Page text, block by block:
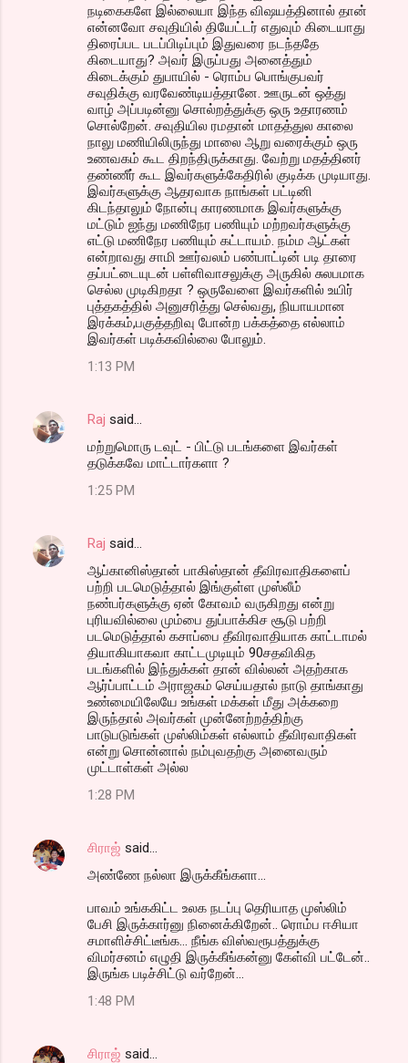
நடிகைகளே இல்லையா இந்த விஷயத்தினால் தான்
என்னவோ சவுதியில் தியேட்டர் எதுவும் கிடையாது
திரைப்பட படப்பிடிப்பும் இதுவரை நடந்ததே
கிடையாது? அவர் இருப்பது அனைத்தும்
கிடைக்கும் துபாயில் - ரொம்ப பொங்குபவர்
சவுதிக்கு வரவேண்டியத்தானே. ஊருடன் ஒத்து
வாழ் அப்படின்னு சொல்றத்துக்கு ஒரு உதாரணம்
சொல்றேன். சவுதியில ரமதான் மாதத்துல காலை
நாலு மணியிலிருந்து மாலை ஆறு வரைக்கும் ஒரு
உணவகம் கூட திறந்திருக்காது. வேற்று மதத்தினர்
தண்ணீர் கூட இவர்களுக்கேதிரில் குடிக்க முடியாது.
இவர்களுக்கு ஆதரவாக நாங்கள் பட்டினி
கிடந்தாலும் நோன்பு காரணமாக இவர்களுக்கு
மட்டும் ஐந்து மணிநேர பணியும் மற்றவர்களுக்கு
எட்டு மணிநேர பணியும் கட்டாயம். நம்ம ஆட்கள்
என்றாவது சாமி ஊர்வலம் பண்பாட்டின் படி தாரை
தப்பட்டையுடன் பள்ளிவாசலுக்கு அருகில் சுலபமாக
செல்ல முடிகிறதா ? ஒருவேளை இவர்களில் உயிர்
புத்தகத்தில் அனுசரித்து செல்வது, நியாயமான
இரக்கம்,பகுத்தறிவு போன்ற பக்கத்தை எல்லாம்
இவர்கள் படிக்கவில்லை போலும்.
1:13 PM
Raj said…
மற்றுமொரு டவுட் - பிட்டு படங்களை இவர்கள்
தடுக்கவே மாட்டார்களா ?
1:25 PM
Raj said…
ஆப்கானிஸ்தான் பாகிஸ்தான் தீவிரவாதிகளைப்
பற்றி படமெடுத்தால் இங்குள்ள முஸ்லீம்
நண்பர்களுக்கு ஏன் கோவம் வருகிறது என்று
புரியவில்லை மும்பை துப்பாக்கிச சூடு பற்றி
படமெடுத்தால் கசாப்பை தீவிரவாதியாக காட்டாமல்
தியாகியாகவா காட்டமுடியும் 90சதவிகித
படங்களில் இந்துக்கள் தான் வில்லன் அதற்காக
ஆர்ப்பாட்டம் அராஜகம் செய்யதால் நாடு தாங்காது
உண்மையிலேயே உங்கள் மக்கள் மீது அக்கறை
இருந்தால் அவர்கள் முன்னேற்றத்திற்கு
பாடுபடுங்கள் முஸ்லிம்கள் எல்லாம் தீவிரவாதிகள்
என்று சொன்னால் நம்புவதற்கு அனைவரும்
முட்டாள்கள் அல்ல
1:28 PM
சிராஜ் said…
அண்ணே நல்லா இருக்கீங்களா...
பாவம் உங்ககிட்ட உலக நடப்பு தெரியாத முஸ்லிம்
பேசி இருக்கார்னு நினைக்கிறேன்.. ரொம்ப ஈசியா
சமாளிச்சிட்டீங்க... நீங்க விஸ்வரூபத்துக்கு
விமர்சனம் எழுதி இருக்கீங்கன்னு கேள்வி பட்டேன்..
இருங்க படிச்சிட்டு வர்றேன்...
1:48 PM
சிராஜ் said…